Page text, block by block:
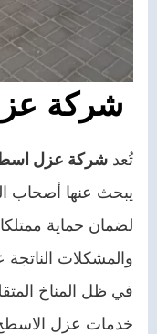
شركة
تُعد شركة عزل
يبحث عنها أصحاب
لضمان حماية
والمشكلات الناتجة
في ظل المناخ
خدمات عزل